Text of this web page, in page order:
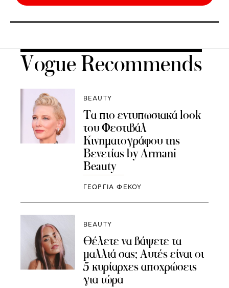
Vogue Recommends
BEAUTY
Τα πιο εντυπωσιακά look
του Φεστιβάλ
Κινηματογράφου της
Βενετίας by Armani
Beauty
ΓΕΩΡΓΙΑ ΦΕΚΟΥ
BEAUTY
Θέλετε να βάψετε τα
μαλλιά σας; Αυτές είναι οι
5 κυρίαρχες αποχρώσεις
για τώρα